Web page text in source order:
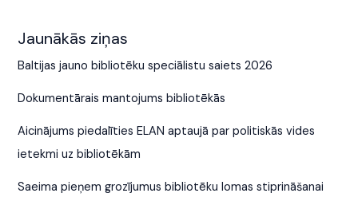
Jaunākās ziņas
Baltijas jauno bibliotēku speciālistu saiets 2026
Dokumentārais mantojums bibliotēkās
Aicinājums piedalīties ELAN aptaujā par politiskās vides
ietekmi uz bibliotēkām
Saeima pieņem grozījumus bibliotēku lomas stiprināšanai